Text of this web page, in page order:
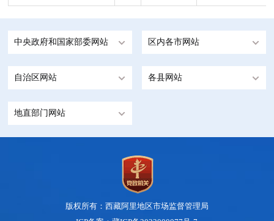
中央政府和国家部委网站 区内各市网站
自治区网站 各县网站
地直部门网站
版权所有：西藏阿里地区市场监督管理局